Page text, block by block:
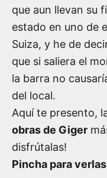
que aun llevan su
estado en uno de
Suiza, y he de
que si saliera el
la barra no
del local.
Aquí te presento,
obras de Giger
disfrútalas!
Pincha para